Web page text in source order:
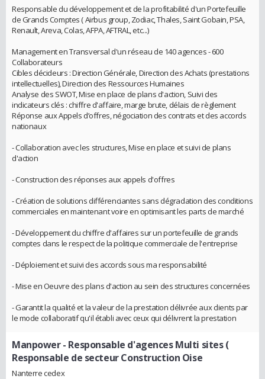
Responsable du développement et de la profitabilité d'un Portefeuille
de Grands Comptes ( Airbus group, Zodiac, Thales, Saint Gobain, PSA,
Renault, Areva, Colas, AFPA, AFTRAL, etc...)
Management en Transversal d'un réseau de 140 agences - 600
Collaborateurs
Cibles décideurs : Direction Générale, Direction des Achats (prestations
intellectuelles), Direction des Ressources Humaines
Analyse des SWOT, Mise en place de plans d'action, Suivi des
indicateurs clés : chiffre d'affaire, marge brute, délais de règlement
Réponse aux Appels d’offres, négociation des contrats et des accords
nationaux
- Collaboration avec les structures, Mise en place et suivi de plans
d'action
- Construction des réponses aux appels d'offres
- Création de solutions différenciantes sans dégradation des conditions
commerciales en maintenant voire en optimisant les parts de marché
- Développement du chiffre d'affaires sur un portefeuille de grands
comptes dans le respect de la politique commerciale de l'entreprise
- Déploiement et suivi des accords sous ma responsabilité
- Mise en Oeuvre des plans d'action au sein des structures concernées
- Garantit la qualité et la valeur de la prestation délivrée aux clients par
le mode collaboratif qu'il établi avec ceux qui délivrent la prestation
Manpower- Responsable d'agences Multi sites (
Responsable de secteur Construction Oise
Nanterre cedex